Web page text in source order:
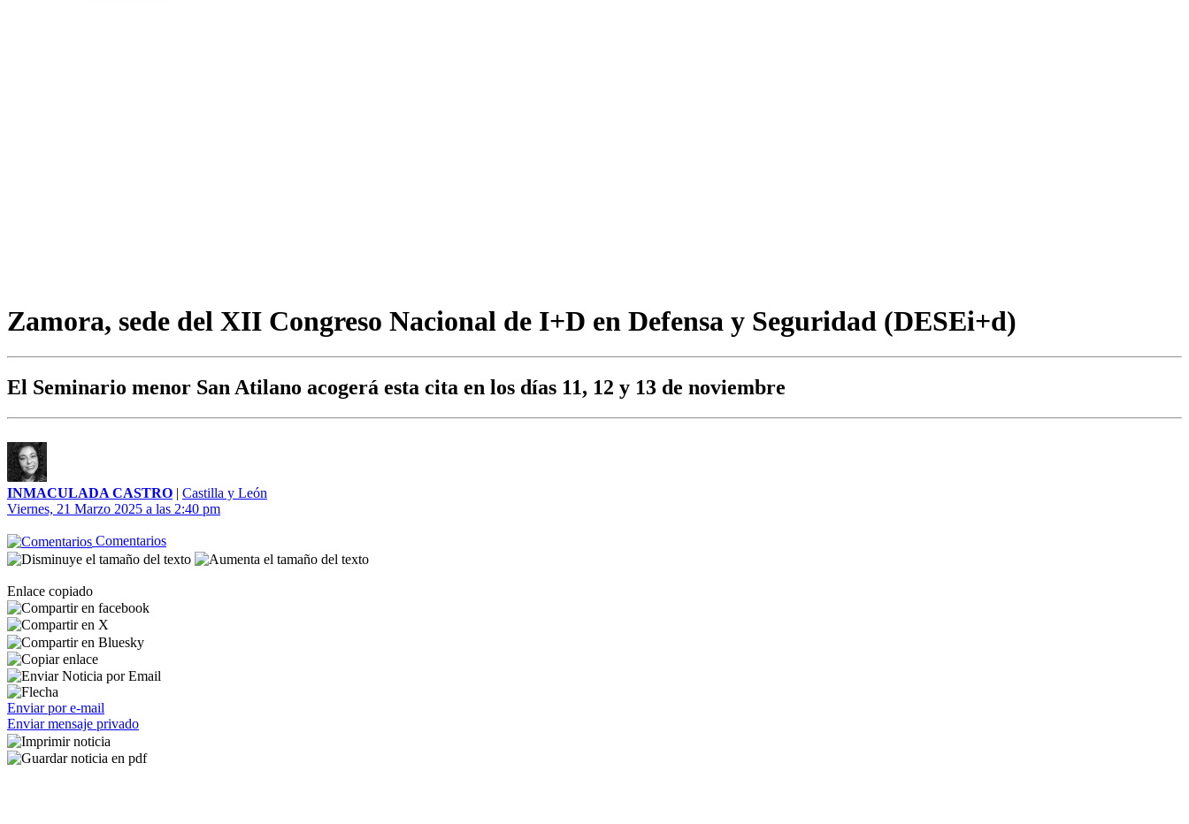
Zamora, sede del XII Congreso Nacional de I+D en Defensa y Seguridad (DESEi+d)
El Seminario menor San Atilano acogerá esta cita en los días 11, 12 y 13 de noviembre
INMACULADA CASTRO | Castilla y León
Viernes, 21 Marzo 2025 a las 2:40 pm
Comentarios
Enlace copiado
Enviar por e-mail
Enviar mensaje privado